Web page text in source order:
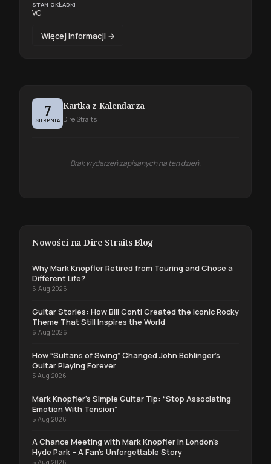
STAN OKŁADKI
VG
Więcej informacji →
7
SIERPNIA
Kartka z Kalendarza
Dire Straits
Brak wydarzeń zapisanych na ten dzień.
Nowości na Dire Straits Blog
Why Mark Knopfler Retired from Touring and Chose a
Different Life?
6 Aug 2026
Guitar Stories: How Bill Conti Created the Iconic Rocky
Theme That Still Inspires the World
6 Aug 2026
How “Sultans of Swing” Changed John Bohlinger’s
Guitar Playing Forever
5 Aug 2026
Mark Knopfler’s Simple Guitar Tip: “Stop Associating
Emotion With Tension”
5 Aug 2026
A Chance Meeting with Mark Knopfler in London’s
Hyde Park – A Fan’s Unforgettable Story